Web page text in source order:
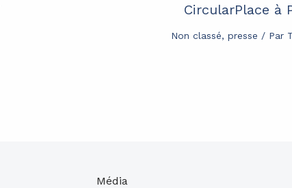
CircularPlace à
Non classé, presse / Par
Média